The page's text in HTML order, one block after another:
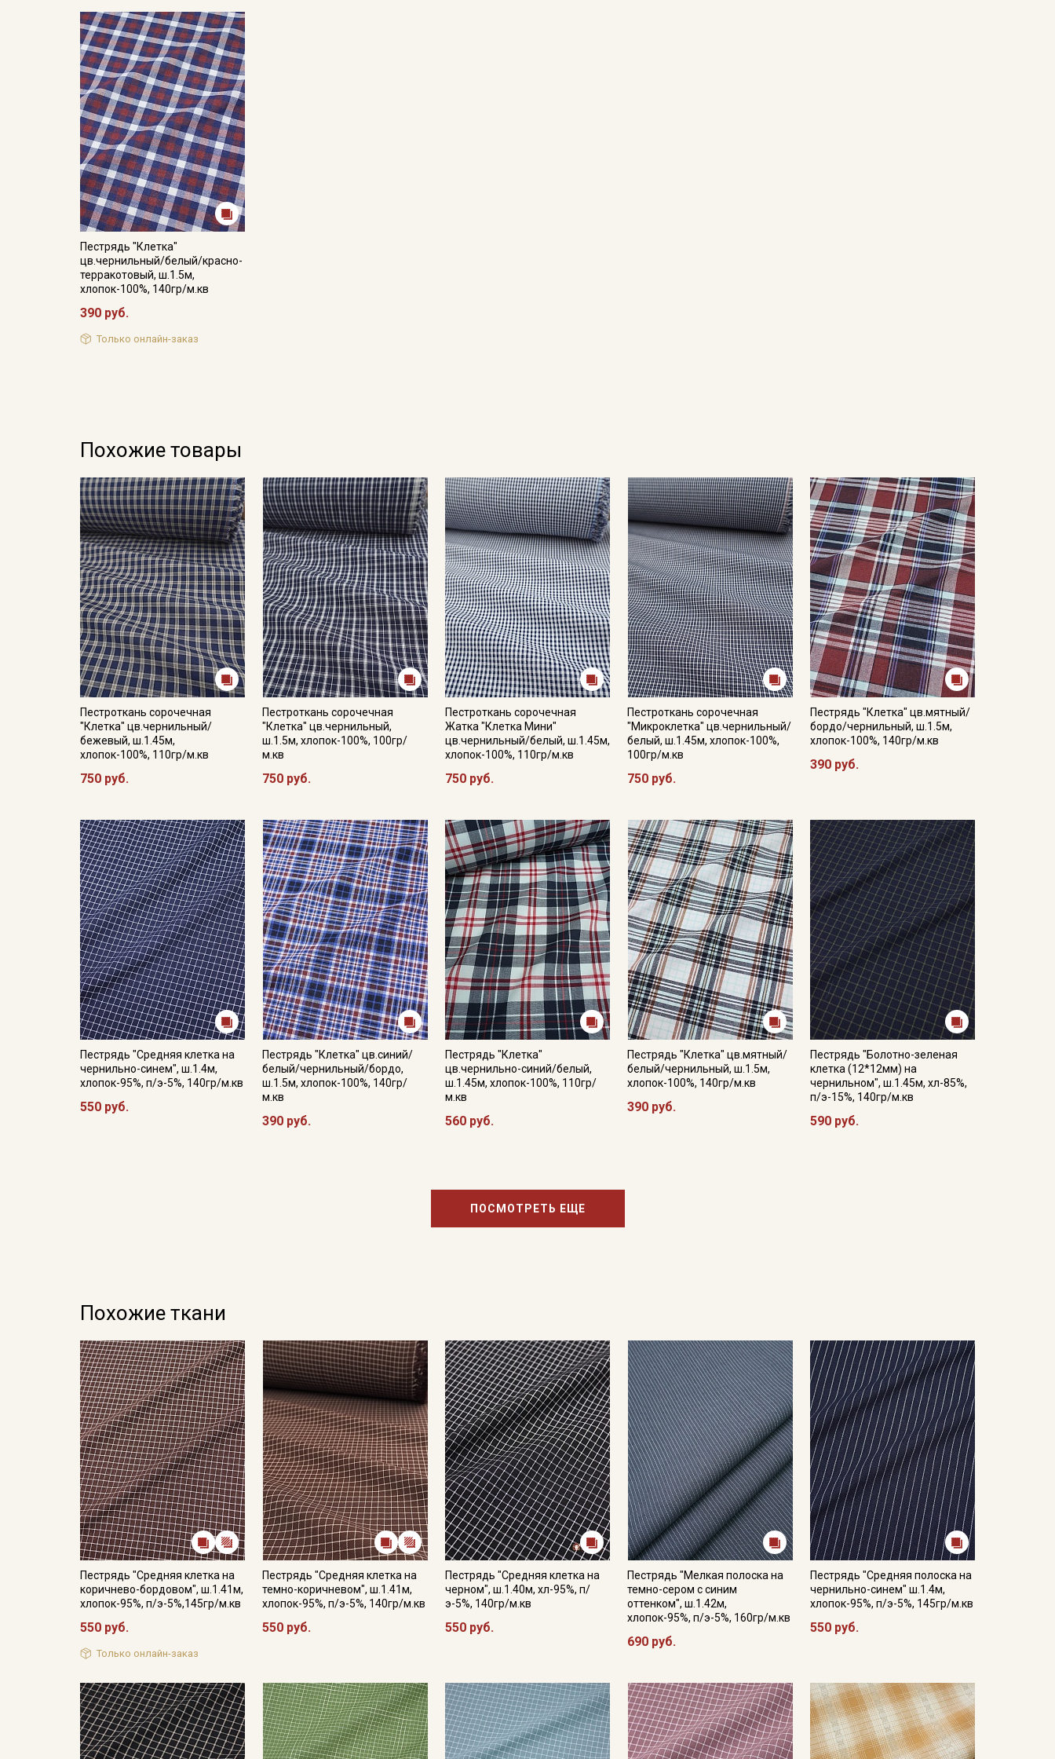
Пестрядь "Клетка"
цв.чернильный/белый/красно-
терракотовый, ш.1.5м,
хлопок-100%, 140гр/м.кв
390 руб.
Только онлайн-заказ
Похожие товары
Пестроткань сорочечная
"Клетка" цв.чернильный/
бежевый, ш.1.45м,
хлопок-100%, 110гр/м.кв
750 руб.
Пестроткань сорочечная
"Клетка" цв.чернильный,
ш.1.5м, хлопок-100%, 100гр/
м.кв
750 руб.
Пестроткань сорочечная
Жатка "Клетка Мини"
цв.чернильный/белый, ш.1.45м,
хлопок-100%, 110гр/м.кв
750 руб.
Пестроткань сорочечная
"Микроклетка" цв.чернильный/
белый, ш.1.45м, хлопок-100%,
100гр/м.кв
750 руб.
Пестрядь "Клетка" цв.мятный/
бордо/чернильный, ш.1.5м,
хлопок-100%, 140гр/м.кв
390 руб.
Пестрядь "Средняя клетка на
чернильно-синем", ш.1.4м,
хлопок-95%, п/э-5%, 140гр/м.кв
550 руб.
Пестрядь "Клетка" цв.синий/
белый/чернильный/бордо,
ш.1.5м, хлопок-100%, 140гр/
м.кв
390 руб.
Пестрядь "Клетка"
цв.чернильно-синий/белый,
ш.1.45м, хлопок-100%, 110гр/
м.кв
560 руб.
Пестрядь "Клетка" цв.мятный/
белый/чернильный, ш.1.5м,
хлопок-100%, 140гр/м.кв
390 руб.
Пестрядь "Болотно-зеленая
клетка (12*12мм) на
чернильном", ш.1.45м, хл-85%,
п/э-15%, 140гр/м.кв
590 руб.
ПОСМОТРЕТЬ ЕЩЕ
Похожие ткани
Пестрядь "Средняя клетка на
коричнево-бордовом", ш.1.41м,
хлопок-95%, п/э-5%,145гр/м.кв
550 руб.
Только онлайн-заказ
Пестрядь "Средняя клетка на
темно-коричневом", ш.1.41м,
хлопок-95%, п/э-5%, 140гр/м.кв
550 руб.
Пестрядь "Средняя клетка на
черном", ш.1.40м, хл-95%, п/
э-5%, 140гр/м.кв
550 руб.
Пестрядь "Мелкая полоска на
темно-сером с синим
оттенком", ш.1.42м,
хлопок-95%, п/э-5%, 160гр/м.кв
690 руб.
Пестрядь "Средняя полоска на
чернильно-синем" ш.1.4м,
хлопок-95%, п/э-5%, 145гр/м.кв
550 руб.
Секретная рассылка от
Купава
Мы публикуем здесь дополнительные
промокоды и скидки до 30% на узкие
категории тканей
Электронная почта
данных
и даюСогласие на обработку персональных
данных
ДаюСогласие на получение рекламных и
информационных рассылок